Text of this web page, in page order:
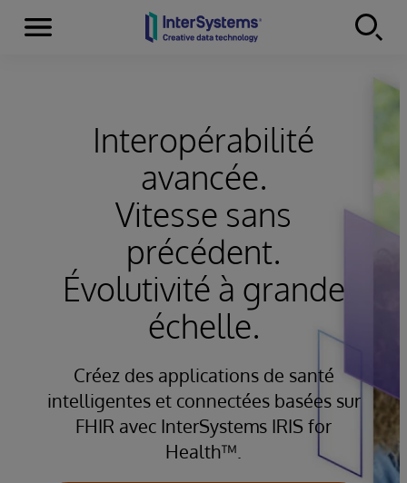
Skip to content
Menu
Interopérabilité
avancée.
Vitesse sans
précédent.
Évolutivité à grande
échelle.
Créez des applications de santé
intelligentes et connectées basées sur
FHIR avec InterSystems IRIS for
Health™.